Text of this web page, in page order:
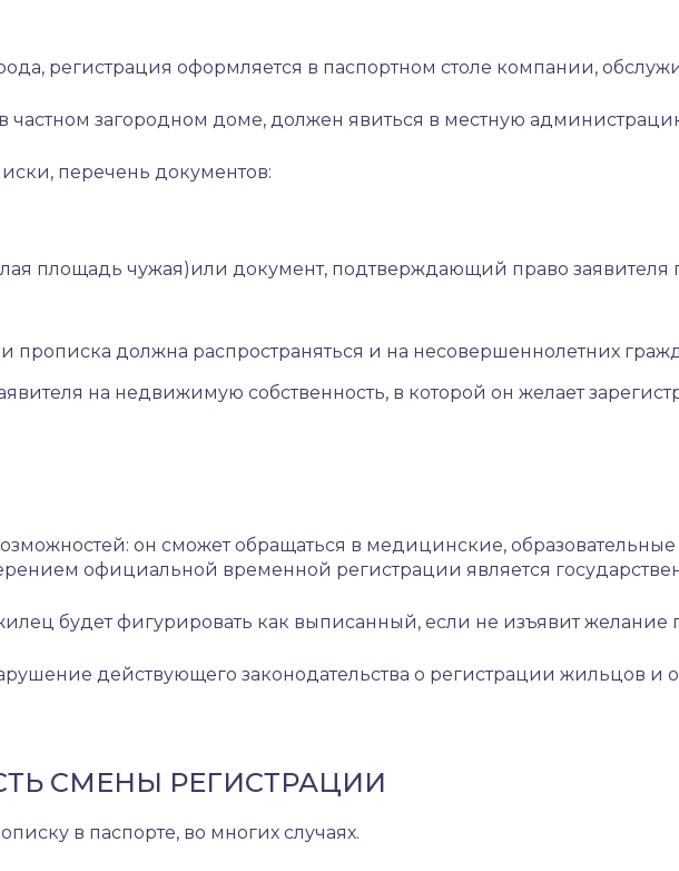
регистрация оформляется в паспортном столе компании,
в частном загородном доме, должен явиться в местную
перечень документов:
площадь чужая)или документ, подтверждающий право заявителя
прописка должна распространяться и на несовершеннолетних
на недвижимую собственность, в которой он желает
он сможет обращаться в медицинские,
официальной временной регистрации является
будет фигурировать как выписанный, если не изъявит
действующего законодательства о регистрации жильцов и
СМЕНЫ РЕГИСТРАЦИИ
в паспорте, во многих случаях.